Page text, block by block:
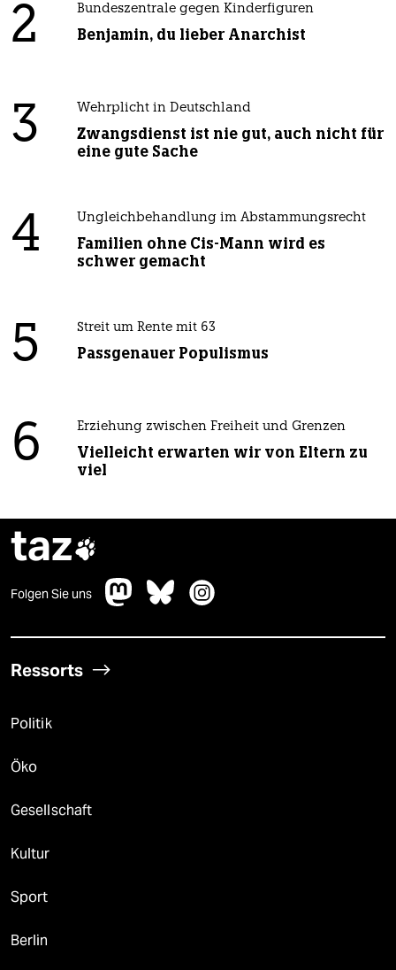
2 Bundeszentrale gegen Kinderfiguren
Benjamin, du lieber Anarchist
3 Wehrplicht in Deutschland
Zwangsdienst ist nie gut, auch nicht für
eine gute Sache
4 Ungleichbehandlung im Abstammungsrecht
Familien ohne Cis-Mann wird es
schwer gemacht
5 Streit um Rente mit 63
Passgenauer Populismus
6 Erziehung zwischen Freiheit und Grenzen
Vielleicht erwarten wir von Eltern zu
viel
taz
Folgen Sie uns
Ressorts
Politik
Öko
Gesellschaft
Kultur
Sport
Berlin